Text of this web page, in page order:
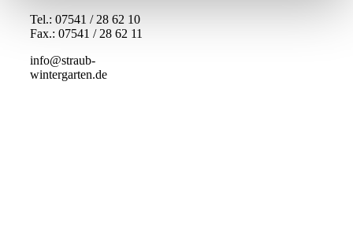
Tel.: 07541 / 28 62 10
Fax.: 07541 / 28 62 11
info@straub-
wintergarten.de